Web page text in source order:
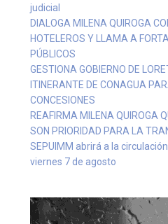
judicial
DIALOGA MILENA QUIROGA
HOTELEROS Y LLAMA A
PÚBLICOS
GESTIONA GOBIERNO DE
ITINERANTE DE CONAGUA
CONCESIONES
REAFIRMA MILENA QUIROGA
SON PRIORIDAD PARA LA
SEPUIMM abrirá a la
viernes 7 de agosto